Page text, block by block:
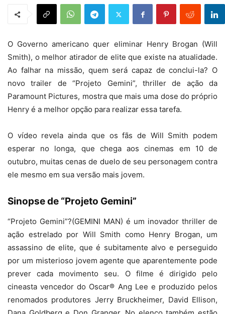
O Governo americano quer eliminar Henry Brogan (Will
Smith), o melhor atirador de elite que existe na atualidade.
Ao falhar na missão, quem será capaz de conclui-la? O
novo trailer de “Projeto Gemini”, thriller de ação da
Paramount Pictures, mostra que mais uma dose do próprio
Henry é a melhor opção para realizar essa tarefa.
O vídeo revela ainda que os fãs de Will Smith podem
esperar no longa, que chega aos cinemas em 10 de
outubro, muitas cenas de duelo de seu personagem contra
ele mesmo em sua versão mais jovem.
Sinopse de “Projeto Gemini”
“Projeto Gemini”?(GEMINI MAN) é um inovador thriller de
ação estrelado por Will Smith como Henry Brogan, um
assassino de elite, que é subitamente alvo e perseguido
por um misterioso jovem agente que aparentemente pode
prever cada movimento seu. O filme é dirigido pelo
cineasta vencedor do Oscar® Ang Lee e produzido pelos
renomados produtores Jerry Bruckheimer, David Ellison,